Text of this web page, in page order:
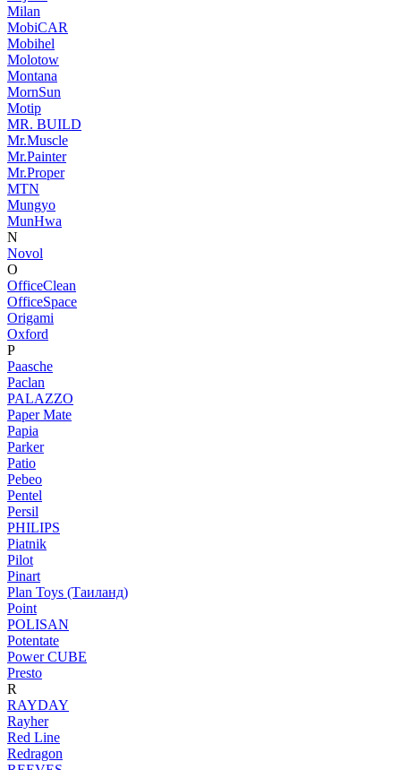
Milan
MobiCAR
Mobihel
Molotow
Montana
MornSun
Motip
MR. BUILD
Mr.Muscle
Mr.Painter
Mr.Proper
MTN
Mungyo
MunHwa
N
Novol
O
OfficeClean
OfficeSpace
Origami
Oxford
P
Paasche
Paclan
PALAZZO
Paper Mate
Papia
Parker
Patio
Pebeo
Pentel
Persil
PHILIPS
Piatnik
Pilot
Pinart
Plan Toys (Таиланд)
Point
POLISAN
Potentate
Power CUBE
Presto
R
RAYDAY
Rayher
Red Line
Redragon